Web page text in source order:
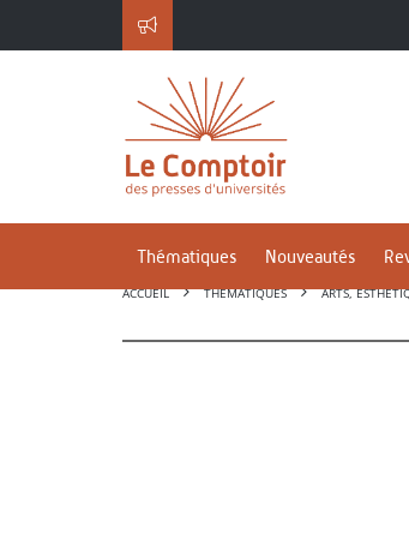
Thématiques Nouveautés
ACCUEIL THÉMATIQUES ARTS,